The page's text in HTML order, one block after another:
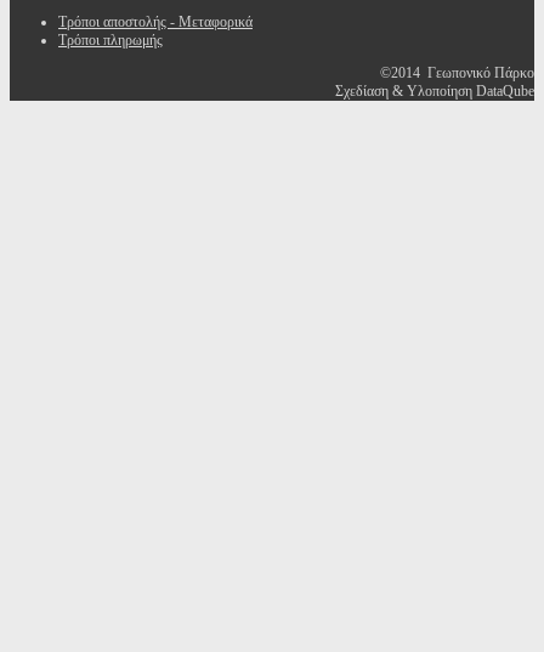
Τρόποι αποστολής - Μεταφορικά
Τρόποι πληρωμής
©2014 Γεωπονικό Πάρκο
Σχεδίαση & Υλοποίηση DataQube